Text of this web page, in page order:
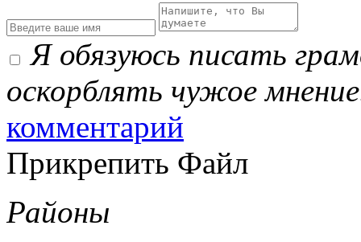
Я обязуюсь писать
оскорблять чужое
комментарий
Прикрепить Файл
Районы